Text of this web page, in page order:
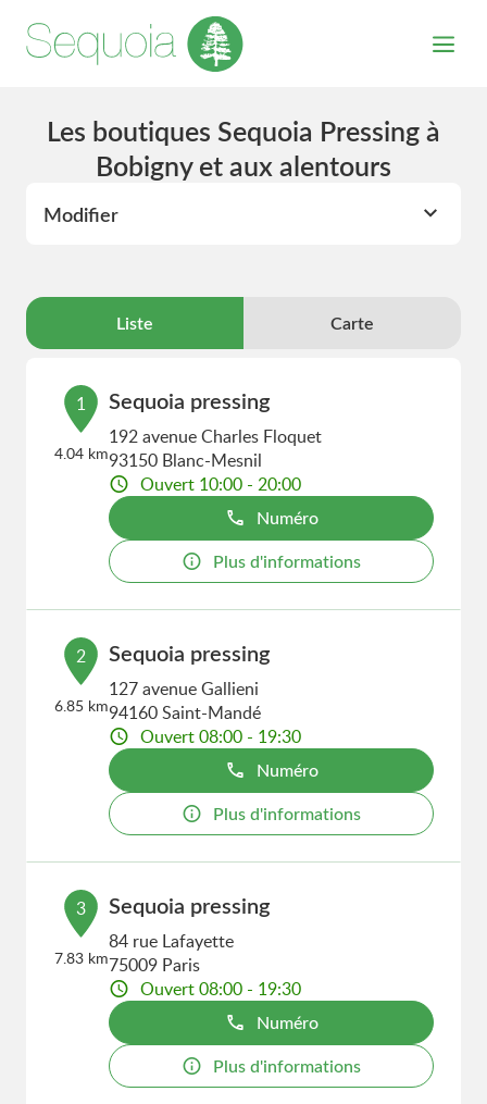
Les boutiques Sequoia Pressing à
Bobigny et aux alentours
Modifier
Liste Carte
1
4.04 km
Sequoia pressing
192 avenue Charles Floquet
93150 Blanc-Mesnil
Ouvert 10:00 - 20:00
Numéro
Plus d'informations
2
6.85 km
Sequoia pressing
127 avenue Gallieni
94160 Saint-Mandé
Ouvert 08:00 - 19:30
Numéro
Plus d'informations
3
7.83 km
Sequoia pressing
84 rue Lafayette
75009 Paris
Ouvert 08:00 - 19:30
Numéro
Plus d'informations